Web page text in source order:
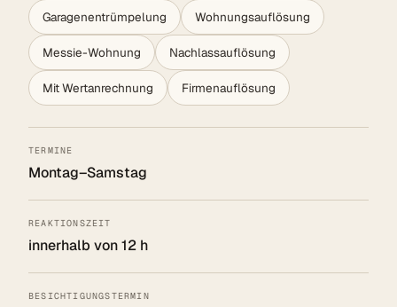
Garagenentrümpelung Wohnungsauflösung
Messie-Wohnung Nachlassauflösung
Mit Wertanrechnung Firmenauflösung
TERMINE
Montag–Samstag
REAKTIONSZEIT
innerhalb von 12 h
BESICHTIGUNGSTERMIN